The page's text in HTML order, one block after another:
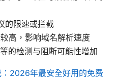
的限速或拦截
高，影响域名解析速度
的检测与阻断可能性增加
2026年最安全好用的免费